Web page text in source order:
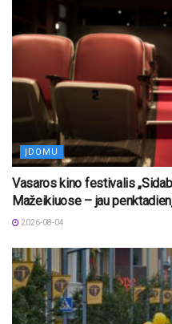
ĮDOMU
Vasaros kino festivalis
Mažeikiuose – jau
2026-08-04